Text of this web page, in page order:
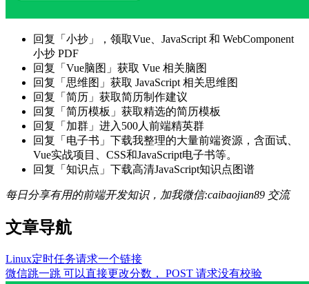
回复「小抄」，领取Vue、JavaScript 和 WebComponent
小抄 PDF
回复「Vue脑图」获取 Vue 相关脑图
回复「思维图」获取 JavaScript 相关思维图
回复「简历」获取简历制作建议
回复「简历模板」获取精选的简历模板
回复「加群」进入500人前端精英群
回复「电子书」下载我整理的大量前端资源，含面试、
Vue实战项目、CSS和JavaScript电子书等。
回复「知识点」下载高清JavaScript知识点图谱
每日分享有用的前端开发知识，加我微信:caibaojian89 交流
文章导航
Linux定时任务请求一个链接
微信跳一跳 可以直接更改分数， POST 请求没有校验